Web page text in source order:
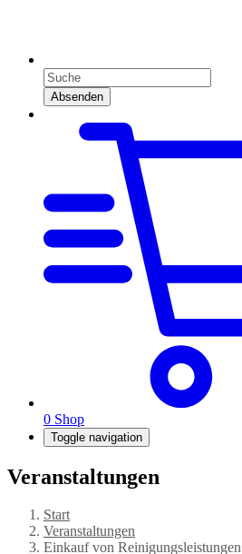
Absenden
0 Shop
Toggle navigation
Veranstaltungen
Start
Veranstaltungen
Einkauf von Reinigungsleistungen